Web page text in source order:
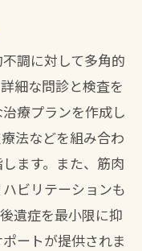
調に対して多角的
細な問診と検査を
療プランを作成し
法などを組み合わ
ます。また、筋肉
ビリテーションも
遺症を最小限に抑
ートが提供されま